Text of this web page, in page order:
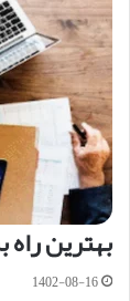
بهترین
1402-08-16